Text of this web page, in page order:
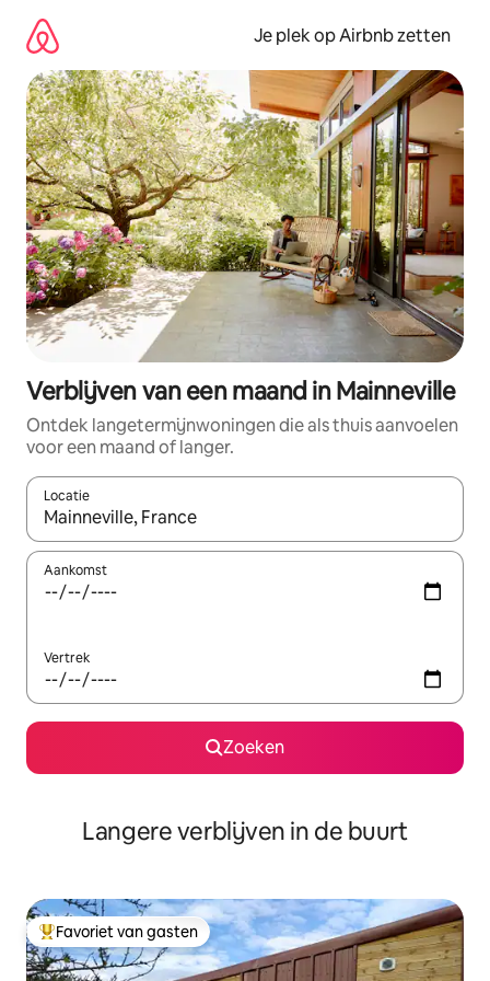
direct
naar
inhoud
Je plek op Airbnb zetten
Verblijven van een maand in Mainneville
Ontdek langetermijnwoningen die als thuis aanvoelen
voor een maand of langer.
Locatie
Wanneer er resultaten beschikbaar zijn, maak je een keuze
Aankomst
Vertrek
Zoeken
Langere verblijven in de buurt
Topfavoriet van gasten
Favoriet van gasten